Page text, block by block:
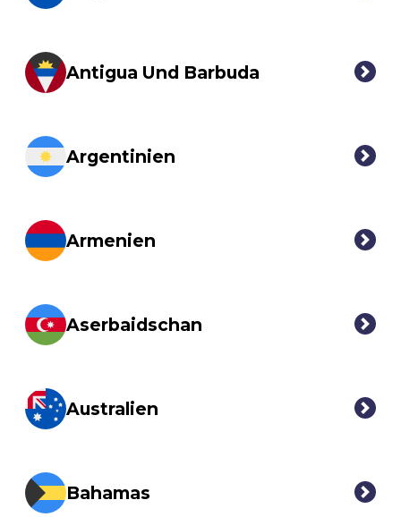
Antigua Und Barbuda
Argentinien
Armenien
Aserbaidschan
Australien
Bahamas